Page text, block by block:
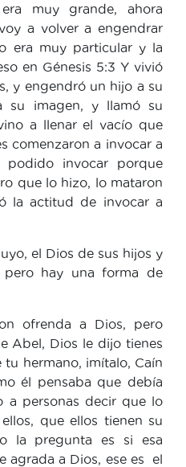
muy grande, ahora
a volver a engendrar
era muy particular y la
en Génesis 5:3 Y vivió
y engendró un hijo a su
su imagen, y llamó su
a llenar el vacío que
comenzaron a invocar a
podido invocar porque
que lo hizo, lo mataron
la actitud de invocar a
el Dios de sus hijos y
hay una forma de
ofrenda a Dios, pero
Abel, Dios le dijo tienes
hermano, imítalo, Caín
él pensaba que debía
a personas decir que lo
que ellos tienen su
la pregunta es si esa
agrada a Dios, ese es el